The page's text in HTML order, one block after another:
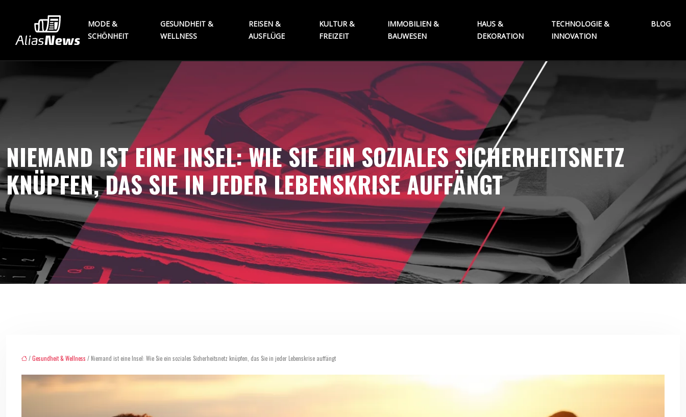
MODE &
SCHÖNHEIT
GESUNDHEIT &
WELLNESS
REISEN &
AUSFLÜGE
KULTUR &
FREIZEIT
IMMOBILIEN &
BAUWESEN
HAUS &
DEKORATION
TECHNOLOGIE &
INNOVATION
BLOG
NIEMAND IST EINE INSEL: WIE SIE EIN SOZIALES SICHERHEITSNETZ
KNÜPFEN, DAS SIE IN JEDER LEBENSKRISE AUFFÄNGT
/Gesundheit & Wellness / Niemand ist eine Insel: Wie Sie ein soziales Sicherheitsnetz knüpfen, das Sie in jeder Lebenskrise auffängt